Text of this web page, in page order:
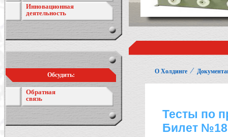
Инновационная
деятельность
Обсудить:
Обратная
связь
О Холдинге ⁄